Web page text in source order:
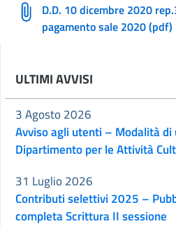
D.D. 10 dicembre 2020
pagamento sale 2020 (pdf)
ULTIMI AVVISI
Avviso agli utenti – Modalità di
Dipartimento per le Attività
3 Agosto 2026
Contributi selettivi 2025 –
completa Scrittura II sessione
31 Luglio 2026